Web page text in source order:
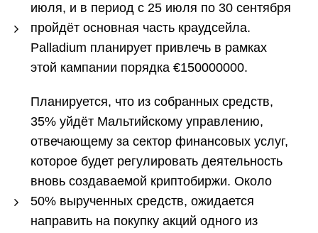
июля, и в период с 25 июля по 30 сентября
пройдёт основная часть краудсейла.
Palladium планирует привлечь в рамках
этой кампании порядка €150000000.
Планируется, что из собранных средств,
35% уйдёт Мальтийскому управлению,
отвечающему за сектор финансовых услуг,
которое будет регулировать деятельность
вновь создаваемой криптобиржи. Около
50% вырученных средств, ожидается
направить на покупку акций одного из